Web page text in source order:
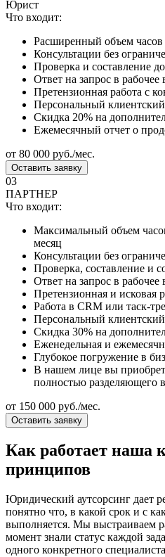
Юрист
Что входит:
Расширенный объем
Консультации без
Проверка и составление
Ответ на запрос в рабочее
Претензионная работа с
Персональный
Скидка 20% на
Ежемесячный отчет о
от 80 000 руб./мес.
Оставить заявку
03
ПАРТНЕР
Что входит:
Максимальный объем
месяц
Консультации без
Проверка, составление и
Ответ на запрос в рабочее
Претензионная и исковая
Работа в CRM или таск-
Персональный
Скидка 30% на
Еженедельная и
Глубокое погружение в
В нашем лице вы
полностью разделяющего
от 150 000 руб./мес.
Оставить заявку
Как работает наша
принципов
Юридический аутсорсинг дает
понятно что, в какой срок и с
выполняется. Мы выстраиваем
момент знали статус каждой
одного конкретного